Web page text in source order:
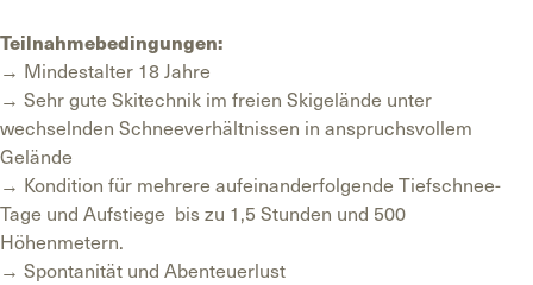
Teilnahmebedingungen:
→ Mindestalter 18 Jahre
→ Sehr gute Skitechnik im freien Skigelände unter
wechselnden Schneeverhältnissen in anspruchsvollem
Gelände
→ Kondition für mehrere aufeinanderfolgende Tiefschnee-
Tage und Aufstiege bis zu 1,5 Stunden und 500
Höhenmetern.
→ Spontanität und Abenteuerlust